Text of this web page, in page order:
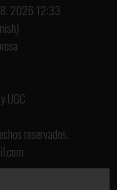
2026 12:33
UGC
reservados.